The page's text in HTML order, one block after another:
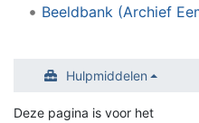
Beeldbank (Archief
Hulpmiddelen
Deze pagina is voor het